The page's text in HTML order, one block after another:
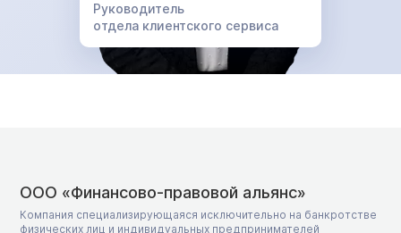
Руководитель
отдела клиентского сервиса
ООО «Финансово-правовой альянс»
Компания специализирующаяся исключительно на банкротстве
физических лиц и индивидуальных предпринимателей